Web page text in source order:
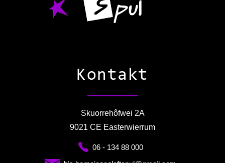
Kontakt
Skuorrehôfwei 2A
9021 CE Easterwierrum
06 - 134 88 000